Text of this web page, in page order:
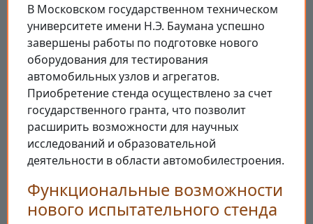
В Московском государственном техническом
университете имени Н.Э. Баумана успешно
завершены работы по подготовке нового
оборудования для тестирования
автомобильных узлов и агрегатов.
Приобретение стенда осуществлено за счет
государственного гранта, что позволит
расширить возможности для научных
исследований и образовательной
деятельности в области автомобилестроения.
Функциональные возможности
нового испытательного стенда